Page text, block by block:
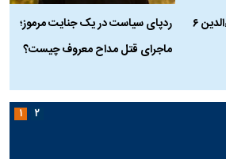
حادثه هولناک در پاساژ علاءالدین ۶
ردپای سیاست در یک جنایت مرموز؛
ماجرای قتل مداح معروف چیست؟
۱ ۲